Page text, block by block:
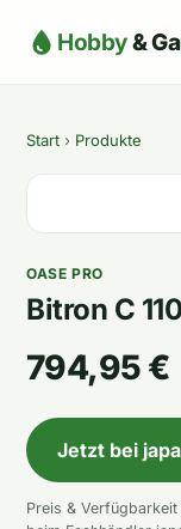
Hobby&
Start › Produkte
OASE PRO
Bitron C
794,95 €
Jetzt bei
Preis &